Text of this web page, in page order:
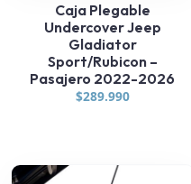
Caja Plegable
Undercover Jeep
Gladiator
Sport/Rubicon –
Pasajero 2022-2026
$289.990